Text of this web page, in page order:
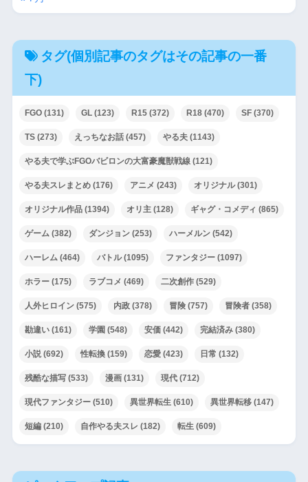
タグ(個別記事のタグはその記事の一番
下)
FGO(131) GL(123) R15(372) R18(470) SF(370)
TS(273) えっちなお話(457) やる夫(1143)
やる夫で学ぶFGOバビロンの大富豪魔獣戦線(121)
やる夫スレまとめ(176) アニメ (243) オリジナル(301)
オリジナル作品(1394) オリ主(128) ギャグ・コメディ (865)
ゲーム(382) ダンジョン(253) ハーメルン(542)
ハーレム(464) バトル(1095) ファンタジー(1097)
ホラー(175) ラブコメ (469) 二次創作(529)
人外ヒロイン(575) 内政(378) 冒険(757) 冒険者(358)
勘違い(161) 学園 (548) 安価(442) 完結済み(380)
小説(692) 性転換(159) 恋愛(423) 日常 (132)
残酷な描写(533) 漫画(131) 現代(712)
現代ファンタジー(510) 異世界転生(610) 異世界転移(147)
短編(210) 自作やる夫スレ (182) 転生(609)